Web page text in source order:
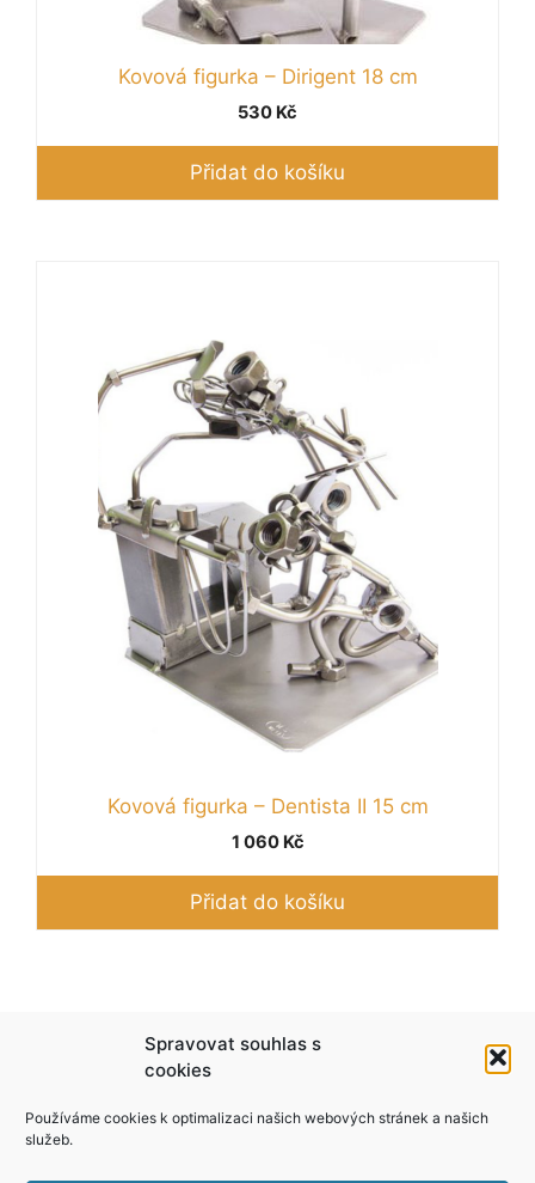
Spravovat souhlas s
cookies
Používáme cookies k optimalizaci našich webových stránek a našich
služeb.
Kovová figurka – Dirigent 18 cm
530 Kč
Přidat do košíku
Kovová figurka – Dentista II 15 cm
1 060 Kč
Přidat do košíku
Podle zákona o evidenci tržeb je prodávající
povinen vystavit kupujícímu účtenku. Zároveň je
daně online; v případě technického výpadku pak